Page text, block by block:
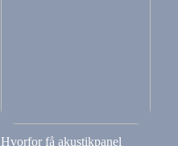
Hvorfor få akustikpanel